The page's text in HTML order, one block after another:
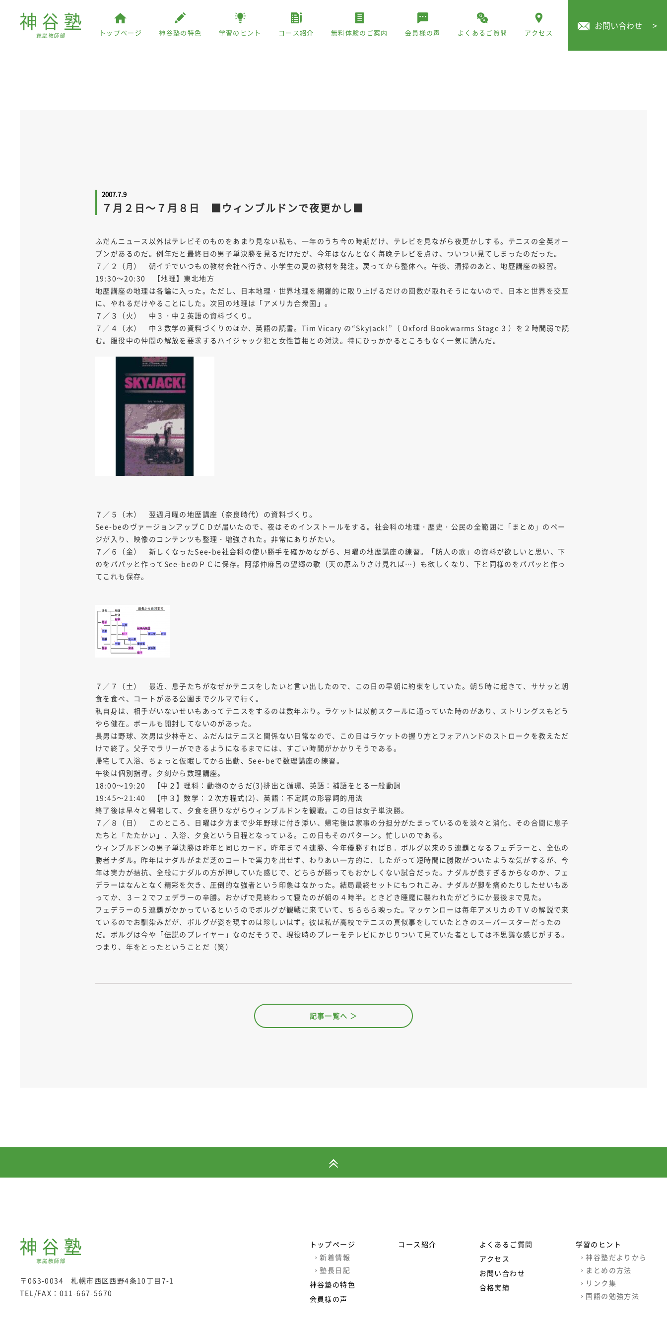
トップページ 神谷塾の特色 学習のヒント コース紹介 無料体験のご案内 会員様の声 よくあるご質問 アクセス
お問い合わせ >
2007.7.9
７月２日～７月８日 ■ウィンブルドンで夜更かし■
ふだんニュース以外はテレビそのものをあまり見ない私も、一年のうち今の時期だけ、テレビを見ながら夜更かしする。テニスの全英オー
プンがあるのだ。例年だと最終日の男子単決勝を見るだけだが、今年はなんとなく毎晩テレビを点け、ついつい見てしまったのだった。
７／２（月） 朝イチでいつもの教材会社へ行き、小学生の夏の教材を発注。戻ってから整体へ。午後、清掃のあと、地歴講座の練習。
19:30～20:30 【地理】東北地方
地歴講座の地理は各論に入った。ただし、日本地理・世界地理を網羅的に取り上げるだけの回数が取れそうにないので、日本と世界を交互
に、やれるだけやることにした。次回の地理は「アメリカ合衆国」。
７／３（火） 中３・中２英語の資料づくり。
７／４（水） 中３数学の資料づくりのほか、英語の読書。Tim Vicary の“Skyjack!”（ Oxford Bookwarms Stage 3 ）を２時間弱で読
む。服役中の仲間の解放を要求するハイジャック犯と女性首相との対決。特にひっかかるところもなく一気に読んだ。
７／５（木） 翌週月曜の地歴講座（奈良時代）の資料づくり。
See-beのヴァージョンアップＣＤが届いたので、夜はそのインストールをする。社会科の地理・歴史・公民の全範囲に「まとめ」のペー
ジが入り、映像のコンテンツも整理・増強された。非常にありがたい。
７／６（金） 新しくなったSee-be社会科の使い勝手を確かめながら、月曜の地歴講座の練習。「防人の歌」の資料が欲しいと思い、下
のをパパッと作ってSee-beのＰＣに保存。阿部仲麻呂の望郷の歌（天の原ふりさけ見れば…）も欲しくなり、下と同様のをパパッと作っ
てこれも保存。
７／７（土） 最近、息子たちがなぜかテニスをしたいと言い出したので、この日の早朝に約束をしていた。朝５時に起きて、ササッと朝
食を食べ、コートがある公園までクルマで行く。
私自身は、相手がいないせいもあってテニスをするのは数年ぶり。ラケットは以前スクールに通っていた時のがあり、ストリングスもどう
やら健在。ボールも開封してないのがあった。
長男は野球、次男は少林寺と、ふだんはテニスと関係ない日常なので、この日はラケットの握り方とフォアハンドのストロークを教えただ
けで終了。父子でラリーができるようになるまでには、すごい時間がかかりそうである。
帰宅して入浴、ちょっと仮眠してから出勤、See-beで数理講座の練習。
午後は個別指導。夕刻から数理講座。
18:00～19:20 【中２】理科：動物のからだ(3)排出と循環、英語：補語をとる一般動詞
19:45～21:40 【中３】数学：２次方程式(2)、英語：不定詞の形容詞的用法
終了後は早々と帰宅して、夕食を摂りながらウィンブルドンを観戦。この日は女子単決勝。
７／８（日） このところ、日曜は夕方まで少年野球に付き添い、帰宅後は家事の分担分がたまっているのを淡々と消化、その合間に息子
たちと「たたかい」、入浴、夕食という日程となっている。この日もそのパターン。忙しいのである。
ウィンブルドンの男子単決勝は昨年と同じカード。昨年まで４連勝、今年優勝すればＢ．ボルグ以来の５連覇となるフェデラーと、全仏の
勝者ナダル。昨年はナダルがまだ芝のコートで実力を出せず、わりあい一方的に、したがって短時間に勝敗がついたような気がするが、今
年は実力が拮抗、全般にナダルの方が押していた感じで、どちらが勝ってもおかしくない試合だった。ナダルが良すぎるからなのか、フェ
デラーはなんとなく精彩を欠き、圧倒的な強者という印象はなかった。結局最終セットにもつれこみ、ナダルが脚を痛めたりしたせいもあ
ってか、３－２でフェデラーの辛勝。おかげで見終わって寝たのが朝の４時半。ときどき睡魔に襲われたがどうにか最後まで見た。
フェデラーの５連覇がかかっているというのでボルグが観戦に来ていて、ちらちら映った。マッケンローは毎年アメリカのＴＶの解説で来
ているのでお馴染みだが、ボルグが姿を現すのは珍しいはず。彼は私が高校でテニスの真似事をしていたときのスーパースターだったの
だ。ボルグは今や「伝説のプレイヤー」なのだそうで、現役時のプレーをテレビにかじりついて見ていた者としては不思議な感じがする。
つまり、年をとったということだ（笑）
記事一覧へ ＞
〒063-0034 札幌市西区西野4条10丁目7-1
TEL/FAX： 011-667-5670
トップページ
› 新着情報
› 塾長日記
神谷塾の特色
会員様の声
コース紹介
よくあるご質問
アクセス
お問い合わせ
合格実績
学習のヒント
› 神谷塾だよりから
› まとめの方法
› リンク集
› 国語の勉強方法